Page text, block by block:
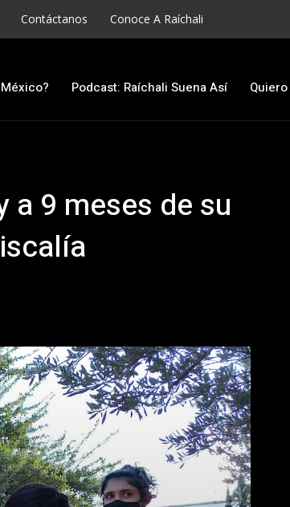
Contáctanos Conoce A Raíchali
Podcast: Raíchali Suena Así
a 9 meses de su